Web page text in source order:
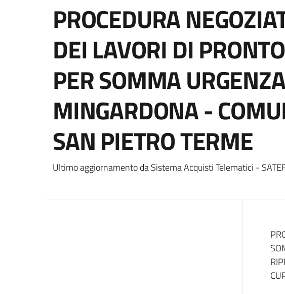
PROCEDURA
DEI LAVORI DI
PER SOMMA
MINGARDONA -
SAN PIETRO TERME
Ultimo aggiornamento da Sistema Acquisti Telematici -